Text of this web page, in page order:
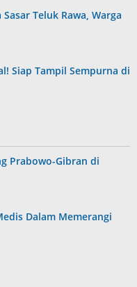
Teluk Rawa, Warga
Siap Tampil Sempurna di
Prabowo-Gibran di
Dalam Memerangi